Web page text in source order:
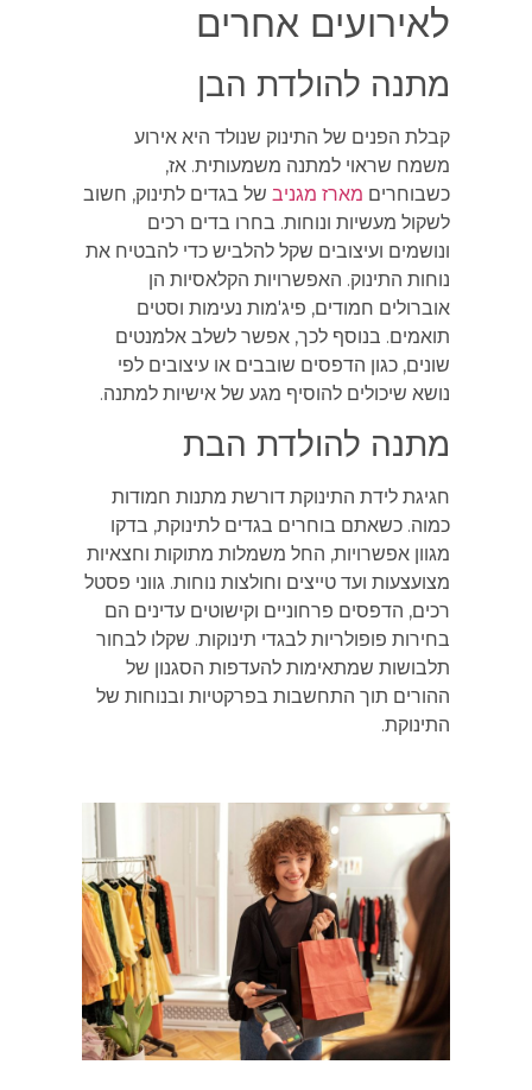
לאירועים אחרים
מתנה להולדת הבן
קבלת הפנים של התינוק שנולד היא אירוע
משמח שראוי למתנה משמעותית. אז,
כשבוחריםמארז מגניבשל בגדים לתינוק, חשוב
לשקול מעשיות ונוחות. בחרו בדים רכים
ונושמים ועיצובים שקל להלביש כדי להבטיח את
נוחות התינוק. האפשרויות הקלאסיות הן
אוברולים חמודים, פיג'מות נעימות וסטים
תואמים. בנוסף לכך, אפשר לשלב אלמנטים
שונים, כגון הדפסים שובבים או עיצובים לפי
נושא שיכולים להוסיף מגע של אישיות למתנה.
מתנה להולדת הבת
חגיגת לידת התינוקת דורשת מתנות חמודות
כמוה. כשאתם בוחרים בגדים לתינוקת, בדקו
מגוון אפשרויות, החל משמלות מתוקות וחצאיות
מצועצעות ועד טייצים וחולצות נוחות. גווני פסטל
רכים, הדפסים פרחוניים וקישוטים עדינים הם
בחירות פופולריות לבגדי תינוקות. שקלו לבחור
תלבושות שמתאימות להעדפות הסגנון של
ההורים תוך התחשבות בפרקטיות ובנוחות של
התינוקת.